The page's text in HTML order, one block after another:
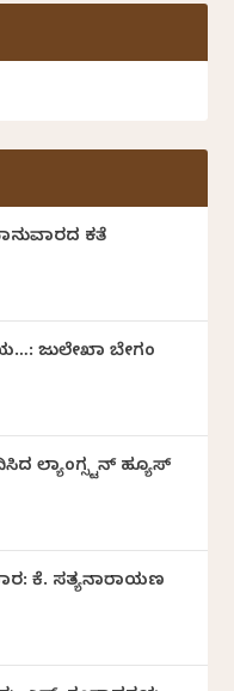
ಕತೆ
ಜುಲೇಖಾ ಬೇಗಂ
ಲ್ಯಾಂಗ್ಸ್ಟನ್ ಹ್ಯೂಸ್
ಕೆ. ಸತ್ಯನಾರಾಯಣ